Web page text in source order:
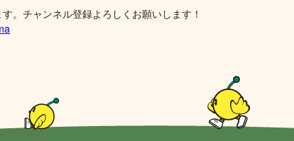
。チャンネル登録よろしくお願いします！